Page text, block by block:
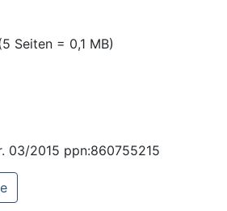
Seiten = 0,1 MB)
03/2015 ppn:860755215